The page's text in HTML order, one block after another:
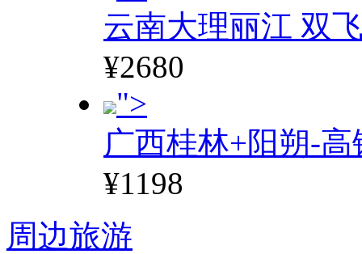
云南大理丽江 双
¥2680
">
广西桂林+阳朔-高
¥1198
周边旅游